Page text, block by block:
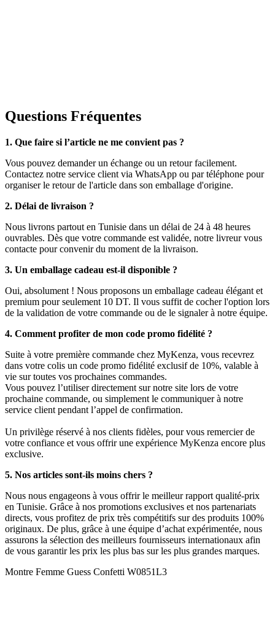
Questions Fréquentes
1. Que faire si l’article ne me convient pas ?
Vous pouvez demander un échange ou un retour facilement.
Contactez notre service client via WhatsApp ou par téléphone pour
organiser le retour de l'article dans son emballage d'origine.
2. Délai de livraison ?
Nous livrons partout en Tunisie dans un délai de 24 à 48 heures
ouvrables. Dès que votre commande est validée, notre livreur vous
contacte pour convenir du moment de la livraison.
3. Un emballage cadeau est-il disponible ?
Oui, absolument ! Nous proposons un emballage cadeau élégant et
premium pour seulement 10 DT. Il vous suffit de cocher l'option lors
de la validation de votre commande ou de le signaler à notre équipe.
4. Comment profiter de mon code promo fidélité ?
Suite à votre première commande chez MyKenza, vous recevrez
dans votre colis un code promo fidélité exclusif de 10%, valable à
vie sur toutes vos prochaines commandes.
Vous pouvez l’utiliser directement sur notre site lors de votre
prochaine commande, ou simplement le communiquer à notre
service client pendant l’appel de confirmation.
Un privilège réservé à nos clients fidèles, pour vous remercier de
votre confiance et vous offrir une expérience MyKenza encore plus
exclusive.
5. Nos articles sont-ils moins chers ?
Nous nous engageons à vous offrir le meilleur rapport qualité-prix
en Tunisie. Grâce à nos promotions exclusives et nos partenariats
directs, vous profitez de prix très compétitifs sur des produits 100%
originaux. De plus, grâce à une équipe d’achat expérimentée, nous
assurons la sélection des meilleurs fournisseurs internationaux afin
de vous garantir les prix les plus bas sur les plus grandes marques.
Montre Femme Guess Confetti W0851L3